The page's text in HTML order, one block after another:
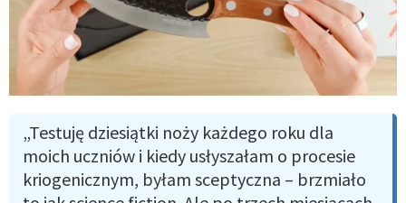
„Testuję dziesiątki noży każdego roku dla
moich uczniów i kiedy usłyszałam o procesie
kriogenicznym, byłam sceptyczna – brzmiało